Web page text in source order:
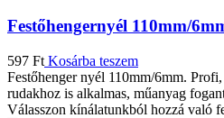
Festőhengernyél 110mm/
597 Ft Kosárba teszem
Festőhenger nyél 110mm/6mm.
rudakhoz is alkalmas, műanyag
Válasszon kínálatunkból hozzá való